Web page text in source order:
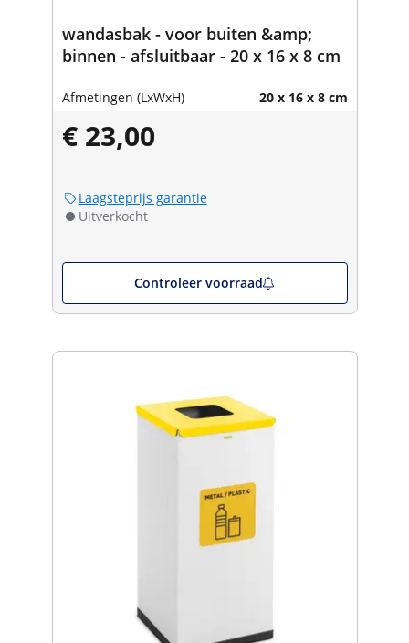
wandasbak - voor buiten &amp;
binnen - afsluitbaar - 20 x 16 x 8 cm
Afmetingen (LxWxH) 20 x 16 x 8 cm
€ 23,00
Laagsteprijs garantie
Uitverkocht
Controleer voorraad